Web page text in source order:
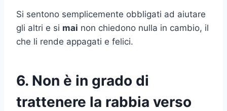
Si sentono semplicemente obbligati ad aiutare
gli altri e si mai non chiedono nulla in cambio, il
che li rende appagati e felici.
6. Non è in grado di
trattenere la rabbia verso